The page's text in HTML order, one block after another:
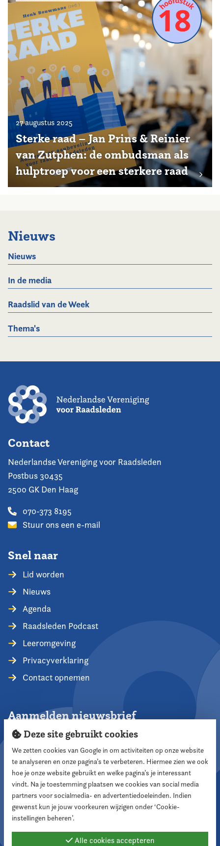
27 augustus 2025
Sterke raad – Jan Prins & Reinier
van Zutphen: de ombudsman als
hulptroep voor een sterkere raad
Nieuws
Nieuws
In de media
Raadslid van de Week
Thema's
Contact
Nederlandse Vereniging voor Raadsleden
Postbus 30435
2500 GK Den Haag
070-373 8195
Stuur ons een e-mail
Snel naar
Lid worden
Nieuws
Agenda
Raadsleden Podcast
Leeromgeving
Privacyverklaring
Contact opnemen
Aanmelden nieuwsbrief
Aanmelden
Volg ons
Deze site gebruikt cookies
We zetten cookies van Google in om activiteiten op onze website
te analyseren en onze pagina’s te verbeteren. Hiermee zien we ook
hoe je onze website gebruikt en welke pagina’s je interessant
vindt. Na je toestemming plaatsen we cookies van social media
partners voor socialmedia- en advertentiedoeleinden. Indien
gewenst kun je jouw voorkeuren wijzigen onder ‘Cookie-
instellingen beheren’.
Alle cookies accepteren